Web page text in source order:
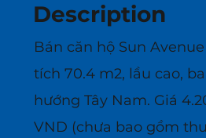
Description
Bán căn hộ Sun
tích 70.4 m2, lầu cao,
hướng Tây Nam. Giá
VND (chưa bao gồm